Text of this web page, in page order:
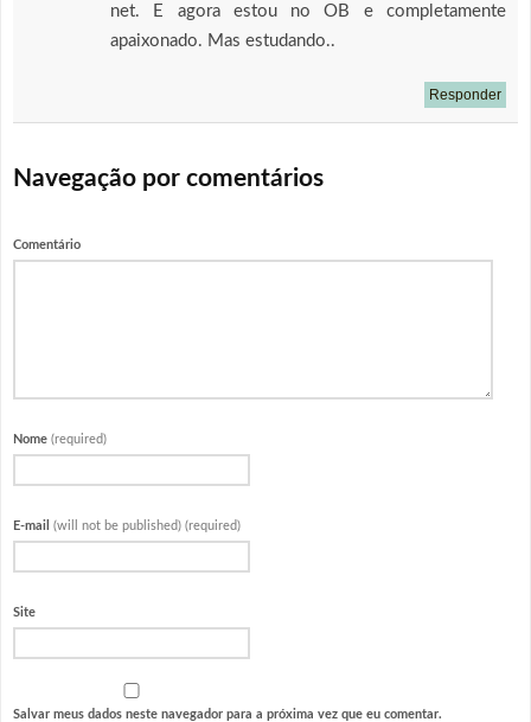
net. E agora estou no OB e completamente
apaixonado. Mas estudando..
Responder
Navegação por comentários
Comentário
Nome (required)
E-mail (will not be published) (required)
Site
Salvar meus dados neste navegador para a próxima vez que eu comentar.